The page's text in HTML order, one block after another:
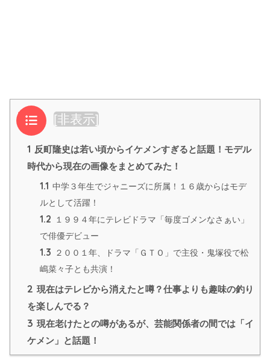
目次 [非表示]
1 反町隆史は若い頃からイケメンすぎると話題！モデル
時代から現在の画像をまとめてみた！
1.1 中学３年生でジャニーズに所属！１６歳からはモデ
ルとして活躍！
1.2
１９９４年にテレビドラマ「毎度ゴメンなさぁい」
で俳優デビュー
1.3
２００１年、ドラマ「ＧＴＯ」で主役・鬼塚役で松
嶋菜々子とも共演！
2 現在はテレビから消えたと噂？仕事よりも趣味の釣り
を楽しんでる？
3 現在老けたとの噂があるが、芸能関係者の間では「イ
ケメン」と話題！